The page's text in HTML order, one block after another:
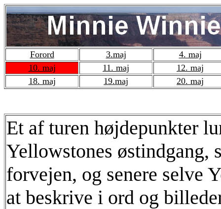
Forord 3.maj
4. maj
10. maj
11. maj
12. maj
18. maj
19.maj 20. maj
Et af turen højdepunkter
Yellowstones østindgang,
forvejen, og senere selve
at beskrive i ord og